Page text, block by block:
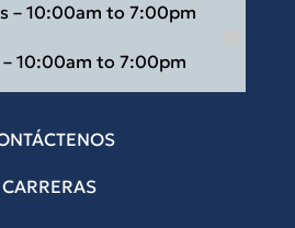
– 10:00am to 7:00pm
10:00am to 7:00pm
CARRERAS